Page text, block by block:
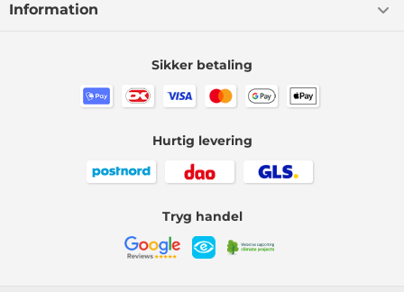
Information
Sikker betaling
Hurtig levering
Tryg handel